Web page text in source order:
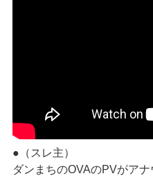
●（スレ主）
ダンまちのOVAのPVがアナ